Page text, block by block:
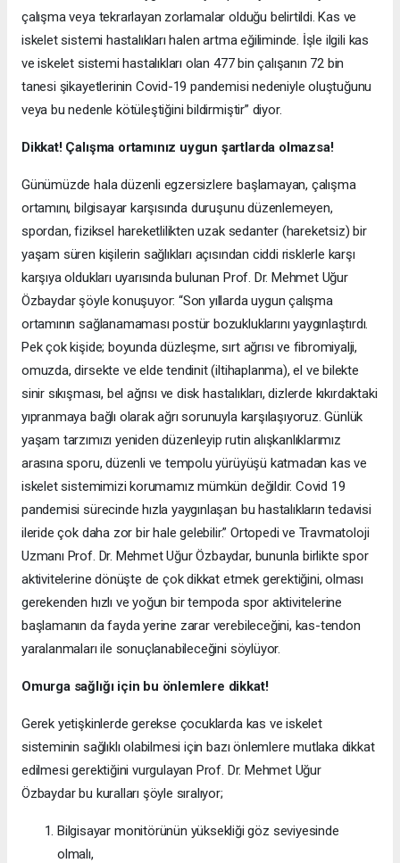
çalışma veya tekrarlayan zorlamalar olduğu belirtildi. Kas ve
iskelet sistemi hastalıkları halen artma eğiliminde. İşle ilgili kas
ve iskelet sistemi hastalıkları olan 477 bin çalışanın 72 bin
tanesi şikayetlerinin Covid-19 pandemisi nedeniyle oluştuğunu
veya bu nedenle kötüleştiğini bildirmiştir” diyor.
Dikkat! Çalışma ortamınız uygun şartlarda olmazsa!
Günümüzde hala düzenli egzersizlere başlamayan, çalışma
ortamını, bilgisayar karşısında duruşunu düzenlemeyen,
spordan, fiziksel hareketlilikten uzak sedanter (hareketsiz) bir
yaşam süren kişilerin sağlıkları açısından ciddi risklerle karşı
karşıya oldukları uyarısında bulunan Prof. Dr. Mehmet Uğur
Özbaydar şöyle konuşuyor: “Son yıllarda uygun çalışma
ortamının sağlanamaması postür bozukluklarını yaygınlaştırdı.
Pek çok kişide; boyunda düzleşme, sırt ağrısı ve fibromiyalji,
omuzda, dirsekte ve elde tendinit (iltihaplanma), el ve bilekte
sinir sıkışması, bel ağrısı ve disk hastalıkları, dizlerde kıkırdaktaki
yıpranmaya bağlı olarak ağrı sorunuyla karşılaşıyoruz. Günlük
yaşam tarzımızı yeniden düzenleyip rutin alışkanlıklarımız
arasına sporu, düzenli ve tempolu yürüyüşü katmadan kas ve
iskelet sistemimizi korumamız mümkün değildir. Covid 19
pandemisi sürecinde hızla yaygınlaşan bu hastalıkların tedavisi
ileride çok daha zor bir hale gelebilir.” Ortopedi ve Travmatoloji
Uzmanı Prof. Dr. Mehmet Uğur Özbaydar, bununla birlikte spor
aktivitelerine dönüşte de çok dikkat etmek gerektiğini, olması
gerekenden hızlı ve yoğun bir tempoda spor aktivitelerine
başlamanın da fayda yerine zarar verebileceğini, kas-tendon
yaralanmaları ile sonuçlanabileceğini söylüyor.
Omurga sağlığı için bu önlemlere dikkat!
Gerek yetişkinlerde gerekse çocuklarda kas ve iskelet
sisteminin sağlıklı olabilmesi için bazı önlemlere mutlaka dikkat
edilmesi gerektiğini vurgulayan Prof. Dr. Mehmet Uğur
Özbaydar bu kuralları şöyle sıralıyor;
Bilgisayar monitörünün yüksekliği göz seviyesinde
olmalı,